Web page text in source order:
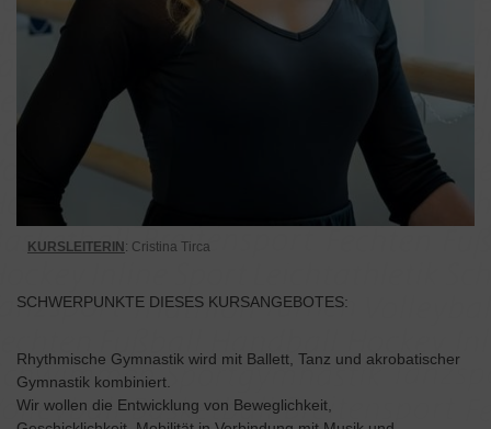
KURSLEITERIN : Cristina Tirca
SCHWERPUNKTE DIESES KURSANGEBOTES:
Rhythmische Gymnastik wird mit Ballett, Tanz und akrobatischer
Gymnastik kombiniert.
Wir wollen die Entwicklung von Beweglichkeit,